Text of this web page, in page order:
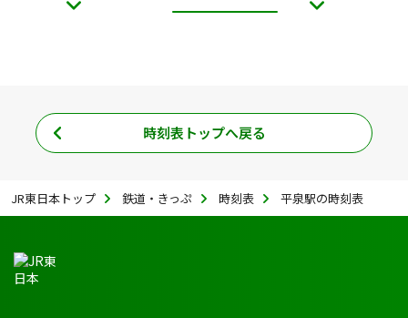
時刻表トップへ戻る
JR東日本トップ 鉄道・きっぷ 時刻表 平泉駅の時刻表